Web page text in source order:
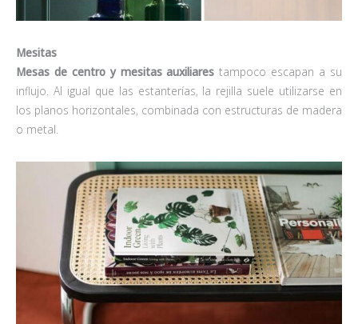
Mesitas
Mesas de centro y mesitas auxiliares tampoco escapan a su
influjo. Al igual que las estanterías, la rejilla suele utilizarse en
los planos horizontales, combinada con estructuras de madera
o metal.